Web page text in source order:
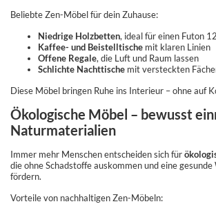
Beliebte Zen-Möbel für dein Zuhause:
Niedrige Holzbetten, ideal für einen Futon
Kaffee- und Beistelltische mit klaren Linien
Offene Regale, die Luft und Raum lassen
Schlichte Nachttische mit versteckten
Diese Möbel bringen Ruhe ins Interieur – ohne auf
Ökologische Möbel – bewusst
Naturmaterialien
Immer mehr Menschen entscheiden sich für
die ohne Schadstoffe auskommen und eine
fördern.
Vorteile von nachhaltigen Zen-Möbeln: